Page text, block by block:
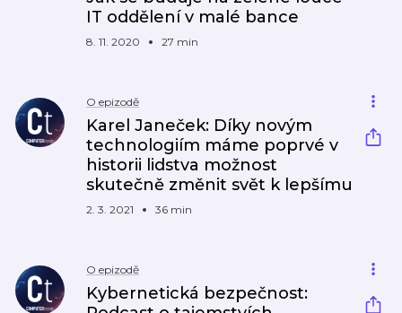
IT oddělení v malé bance
8. 11. 2020 27 min
O epizodě
Karel Janeček: Díky novým
technologiím máme poprvé v
historii lidstva možnost
skutečně změnit svět k lepšímu
2. 3. 2021 36 min
O epizodě
Kybernetická bezpečnost: